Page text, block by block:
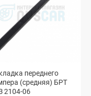
переднего
(средняя) БРТ
2104-06